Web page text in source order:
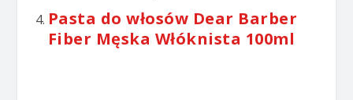
Pasta do włosów Dear Barber
Fiber Męska Włóknista 100ml